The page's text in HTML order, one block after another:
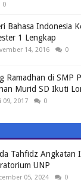
0
Bahasa Indonesia
1 Lengkap
14, 2016 0
Ramadhan di SMP
Murid SD Ikuti
09, 2017 0
Tahfidz Angkatan
UNP
05, 2024 0